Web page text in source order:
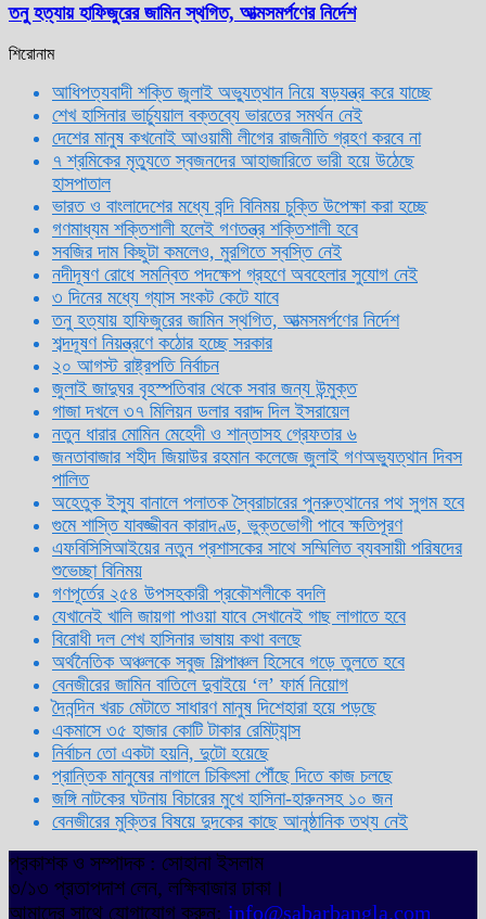
তনু হত্যায় হাফিজুরের জামিন স্থগিত, আত্মসমর্পণের নির্দেশ
শিরোনাম
আধিপত্যবাদী শক্তি জুলাই অভ্যুত্থান নিয়ে ষড়যন্ত্র করে যাচ্ছে
শেখ হাসিনার ভার্চ্যুয়াল বক্তব্যে ভারতের সমর্থন নেই
দেশের মানুষ কখনোই আওয়ামী লীগের রাজনীতি গ্রহণ করবে না
৭ শ্রমিকের মৃত্যুতে স্বজনদের আহাজারিতে ভারী হয়ে উঠেছে
হাসপাতাল
ভারত ও বাংলাদেশের মধ্যে বন্দি বিনিময় চুক্তি উপেক্ষা করা হচ্ছে
গণমাধ্যম শক্তিশালী হলেই গণতন্ত্র শক্তিশালী হবে
সবজির দাম কিছুটা কমলেও, মুরগিতে স্বস্তি নেই
নদীদূষণ রোধে সমন্বিত পদক্ষেপ গ্রহণে অবহেলার সুযোগ নেই
৩ দিনের মধ্যে গ্যাস সংকট কেটে যাবে
তনু হত্যায় হাফিজুরের জামিন স্থগিত, আত্মসমর্পণের নির্দেশ
শব্দদূষণ নিয়ন্ত্রণে কঠোর হচ্ছে সরকার
২০ আগস্ট রাষ্ট্রপতি নির্বাচন
জুলাই জাদুঘর বৃহস্পতিবার থেকে সবার জন্য উন্মুক্ত
গাজা দখলে ৩৭ মিলিয়ন ডলার বরাদ্দ দিল ইসরায়েল
নতুন ধারার মোমিন মেহেদী ও শান্তাসহ গ্রেফতার ৬
জনতাবাজার শহীদ জিয়াউর রহমান কলেজে জুলাই গণঅভ্যুত্থান দিবস
পালিত
অহেতুক ইস্যু বানালে পলাতক স্বৈরাচারের পুনরুত্থানের পথ সুগম হবে
গুমে শাস্তি যাবজ্জীবন কারাদণ্ড, ভুক্তভোগী পাবে ক্ষতিপূরণ
এফবিসিসিআইয়ের নতুন প্রশাসকের সাথে সম্মিলিত ব্যবসায়ী পরিষদের
শুভেচ্ছা বিনিময়
গণপূর্তের ২৫৪ উপসহকারী প্রকৌশলীকে বদলি
যেখানেই খালি জায়গা পাওয়া যাবে সেখানেই গাছ লাগাতে হবে
বিরোধী দল শেখ হাসিনার ভাষায় কথা বলছে
অর্থনৈতিক অঞ্চলকে সবুজ শিল্পাঞ্চল হিসেবে গড়ে তুলতে হবে
বেনজীরের জামিন বাতিলে দুবাইয়ে ‌‘ল’ ফার্ম নিয়োগ
দৈনন্দিন খরচ মেটাতে সাধারণ মানুষ দিশেহারা হয়ে পড়ছে
একমাসে ৩৫ হাজার কোটি টাকার রেমিট্যান্স
নির্বাচন তো একটা হয়নি, দুটো হয়েছে
প্রান্তিক মানুষের নাগালে চিকিৎসা পৌঁছে দিতে কাজ চলছে
জঙ্গি নাটকের ঘটনায় বিচারের মুখে হাসিনা-হারুনসহ ১০ জন
বেনজীরের মুক্তির বিষয়ে দুদকের কাছে আনুষ্ঠানিক তথ্য নেই
প্রকাশক ও সম্পাদক : সোহানা ইসলাম
৩/১৩ প্রতাপদাশ লেন, লক্ষিবাজার ঢাকা।
আমাদের সাথে যোগাযোগ করুন: info@sabarbangla.com